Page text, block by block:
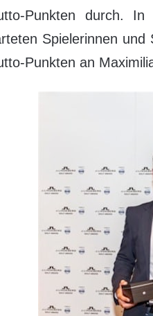
Punkten durch.
Spielerinnen
Punkten an